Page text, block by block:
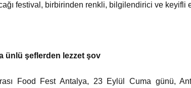
festival, birbirinden renkli, bilgilendirici ve
ünlü şeflerden lezzet şov
Food Fest Antalya, 23 Eylül Cuma günü,